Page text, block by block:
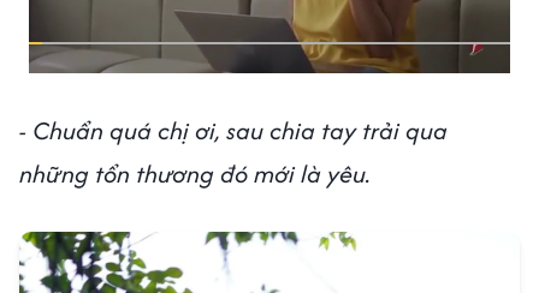
- Chuẩn quá chị ơi, sau chia tay trải qua
những tổn thương đó mới là yêu.